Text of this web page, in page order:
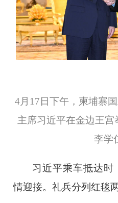
4月17日下午，柬埔寨
主席习近平在金边王
李学
习近平乘车抵达时
情迎接。礼兵分列红毯两